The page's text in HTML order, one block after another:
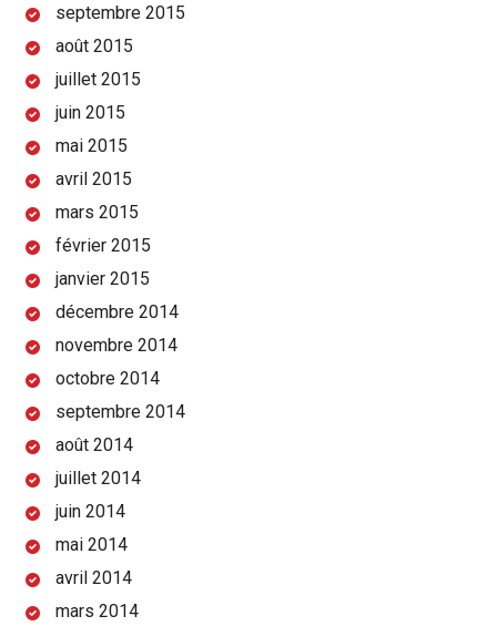
septembre 2015
août 2015
juillet 2015
juin 2015
mai 2015
avril 2015
mars 2015
février 2015
janvier 2015
décembre 2014
novembre 2014
octobre 2014
septembre 2014
août 2014
juillet 2014
juin 2014
mai 2014
avril 2014
mars 2014